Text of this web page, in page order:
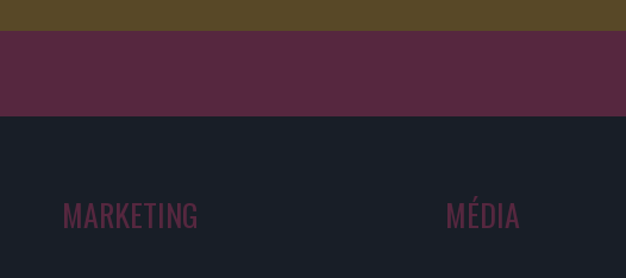
MARKETING MÉDIA